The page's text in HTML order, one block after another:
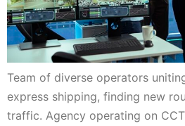
Team of diverse operators
express shipping, finding new
traffic. Agency operating on